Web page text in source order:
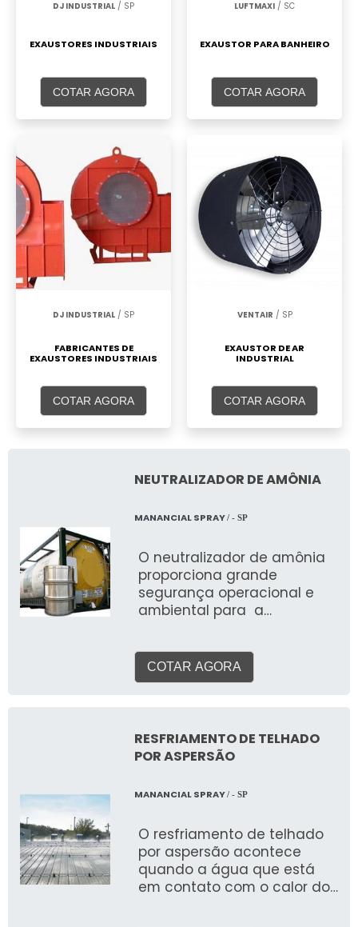
DJ INDUSTRIAL / SP
EXAUSTORES INDUSTRIAIS
COTAR AGORA
LUFTMAXI / SC
EXAUSTOR PARA BANHEIRO
COTAR AGORA
DJ INDUSTRIAL / SP
FABRICANTES DE
EXAUSTORES INDUSTRIAIS
COTAR AGORA
VENTAIR / SP
EXAUSTOR DE AR
INDUSTRIAL
COTAR AGORA
NEUTRALIZADOR DE AMÔNIA
MANANCIAL SPRAY/ - SP
O neutralizador de amônia
proporciona grande
segurança operacional e
ambiental para a
ou perigosos. Logo, esse
sistema pode estar
Informações relevantes do
sistema O sistema ainda é
de gases. O uso acontece
vazamento de gases
tóxicos, como o gás cloro
utilizado no tratamento de
água. Além disso esse tipo
COTAR AGORA
RESFRIAMENTO DE TELHADO
POR ASPERSÃO
MANANCIAL SPRAY/ - SP
O resfriamento de telhado
por aspersão acontece
quando a água que está
em contato com o calor do